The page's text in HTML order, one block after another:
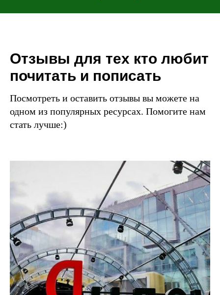
Отзывы для тех кто любит
почитать и пописать
Посмотреть и оставить отзывы вы можете на
одном из популярных ресурсах. Помогите нам
стать лучше:)